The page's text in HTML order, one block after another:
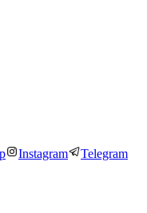
Instagram Telegram